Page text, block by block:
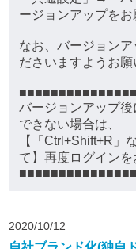
ージョンアップをお
なお、バージョン
ださいますようお願
バージョンアップ
できない場合は、
【「Ctrl+Shift+R」
て】再度ログインを
2020/10/12